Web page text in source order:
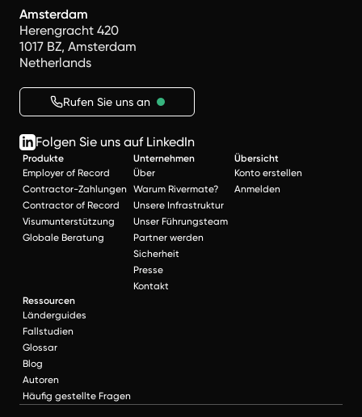
Amsterdam
Herengracht 420
1017 BZ, Amsterdam
Netherlands
Rufen Sie uns an
Folgen Sie uns auf LinkedIn
Produkte
Employer of Record
Contractor-Zahlungen
Contractor of Record
Visumunterstützung
Globale Beratung
Unternehmen
Über
Warum Rivermate?
Unsere Infrastruktur
Unser Führungsteam
Partner werden
Sicherheit
Presse
Kontakt
Übersicht
Konto erstellen
Anmelden
Ressourcen
Länderguides
Fallstudien
Glossar
Blog
Autoren
Häufig gestellte Fragen